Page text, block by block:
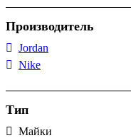
Производитель
Jordan
Nike
Тип
Майки